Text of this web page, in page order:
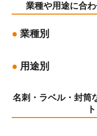
業種や用途に合
業種別
用途別
名刺・ラベル・封筒